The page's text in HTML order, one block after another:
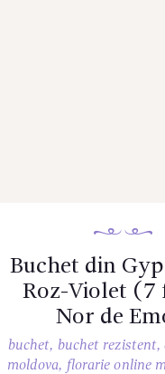
Buchet din
Roz-Violet (7
Nor de
buchet, buchet rezistent,
moldova, florarie online